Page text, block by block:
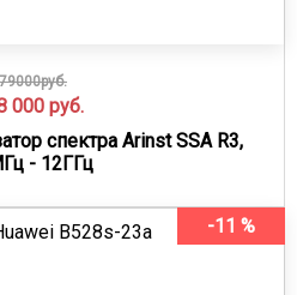
000 руб.
спектра Arinst SSA R3,
- 12ГГц
-11 %